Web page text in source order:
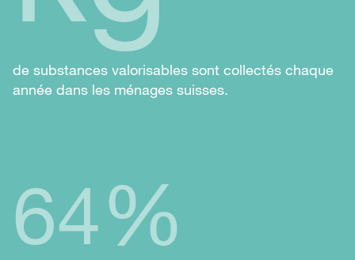
de substances valorisables sont collectés chaque
année dans les ménages suisses.
64%